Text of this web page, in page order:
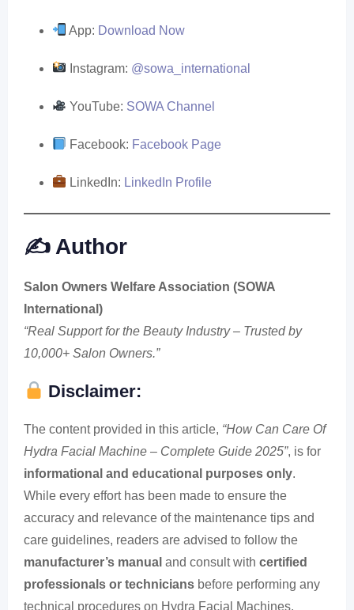
App: Download Now
Instagram: @sowa_international
YouTube: SOWA Channel
Facebook: Facebook Page
LinkedIn: LinkedIn Profile
✍️ Author
Salon Owners Welfare Association (SOWA
International)
“Real Support for the Beauty Industry – Trusted by
10,000+ Salon Owners.”
Disclaimer:
The content provided in this article, “How Can Care Of
Hydra Facial Machine – Complete Guide 2025”, is for
informational and educational purposes only.
While every effort has been made to ensure the
accuracy and relevance of the maintenance tips and
care guidelines, readers are advised to follow the
manufacturer’s manual and consult with certified
professionals or technicians before performing any
technical procedures on Hydra Facial Machines.